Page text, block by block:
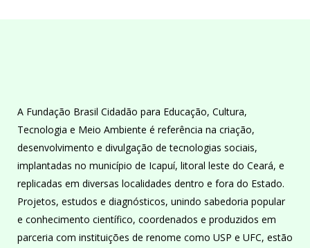
A Fundação Brasil Cidadão para Educação, Cultura,
Tecnologia e Meio Ambiente é referência na criação,
desenvolvimento e divulgação de tecnologias sociais,
implantadas no município de Icapuí, litoral leste do Ceará, e
replicadas em diversas localidades dentro e fora do Estado.
Projetos, estudos e diagnósticos, unindo sabedoria popular
e conhecimento científico, coordenados e produzidos em
parceria com instituições de renome como USP e UFC, estão